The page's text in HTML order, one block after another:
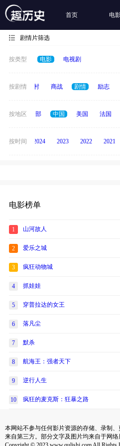
首页 电
剧情片筛选
按类型 电影 电视剧
按剧情
历史 乡村 商战 剧情 励志
按地区 全部 中国 美国 法国
按时间
2025 2024 2023 2022 2021
电影榜单
1 山河故人
2 爱乐之城
3 疯狂动物城
4 抓娃娃
5 穿普拉达的女王
6 落凡尘
7 默杀
8 航海王：强者天下
9 逆行人生
10 疯狂的麦克斯：狂暴之路
本网站不参与任何影片资源的存储、录制
来自第三方。部分文字及图片均来自于网络